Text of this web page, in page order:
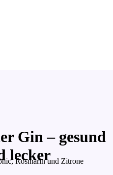
Gin – gesund
lecker